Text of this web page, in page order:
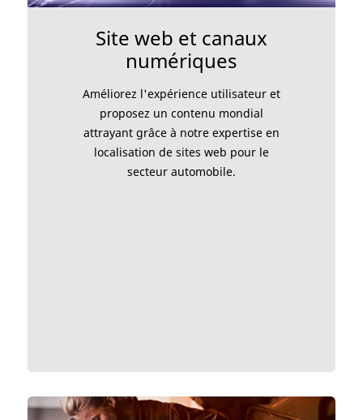
Site web et canaux
numériques
Améliorez l'expérience utilisateur et
proposez un contenu mondial
attrayant grâce à notre expertise en
localisation de sites web pour le
secteur automobile.